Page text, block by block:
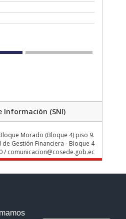
Información (SNI)
Morado (Bloque 4) piso 9.
Gestión Financiera - Bloque 4
/ comunicacion@cosede.gob.ec